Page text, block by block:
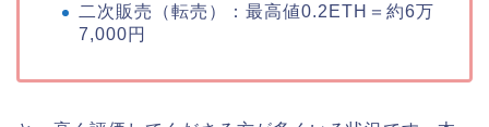
二次販売（転売）：最高値0.2ETH＝約6万
7,000円